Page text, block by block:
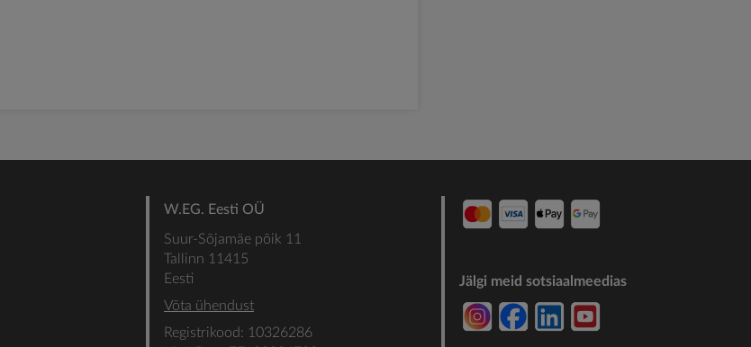
W.EG. Eesti OÜ
Suur-Sõjamäe põik 11
Tallinn 11415
Eesti
Võta ühendust
Registrikood: 10326286
Jälgi meid sotsiaalmeedias